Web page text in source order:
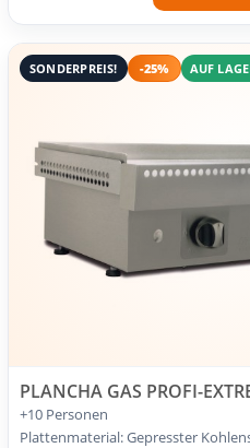
SONDERPREIS! -25% AUF
PLANCHA GAS PROFI-
+10 Personen
Plattenmaterial: Gepresster